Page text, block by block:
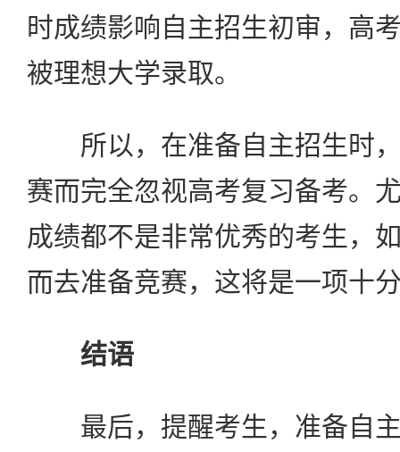
时成绩影响自主招生初审，高
被理想大学录取。
所以，在准备自主招生时，
赛而完全忽视高考复习备考。
成绩都不是非常优秀的考生，
而去准备竞赛，这将是一项十
结语
最后，提醒考生，准备自主